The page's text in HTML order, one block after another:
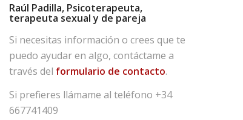
Raúl Padilla, Psicoterapeuta,
terapeuta sexual y de pareja
Si necesitas información o crees que te
puedo ayudar en algo, contáctame a
través del formulario de contacto.
Si prefieres llámame al teléfono +34
667741409